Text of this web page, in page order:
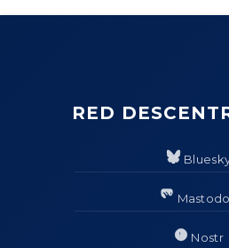
RED
Nostr